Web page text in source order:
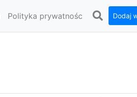
Polityka prywatnośc Dodaj